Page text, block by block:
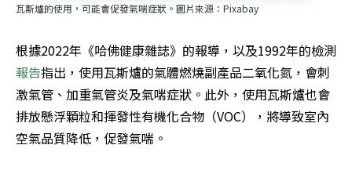
瓦斯爐的使用，可能會促發氣喘症狀。圖片來源：Pixabay
根據2022年《哈佛健康雜誌》的報導，以及1992年的檢測
報告指出，使用瓦斯爐的氣體燃燒副產品二氧化氮，會刺
激氣管、加重氣管炎及氣喘症狀。此外，使用瓦斯爐也會
排放懸浮顆粒和揮發性有機化合物（VOC），將導致室內
空氣品質降低，促發氣喘。